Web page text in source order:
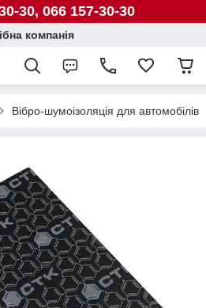
30, 066 157-30-30
компанія
Вібро-шумоізоляція для автомобілів